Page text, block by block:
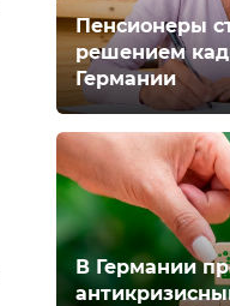
Пенсионеры
решением
Германии
В Германии